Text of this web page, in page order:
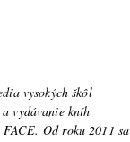
vysokých škôl
vydávanie kníh
Od roku 2011 sa